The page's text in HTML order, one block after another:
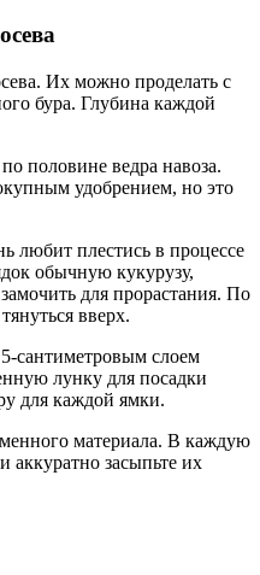
Их можно проделать с
бура. Глубина каждой
половине ведра навоза.
удобрением, но это
любит плестись в процессе
обычную кукурузу,
для прорастания. По
вверх.
сантиметровым слоем
лунку для посадки
для каждой ямки.
материала. В каждую
аккуратно засыпьте их